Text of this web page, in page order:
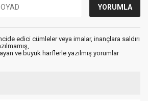
edici cümleler veya imalar, inançlara saldırı
ve büyük harflerle yazılmış yorumlar